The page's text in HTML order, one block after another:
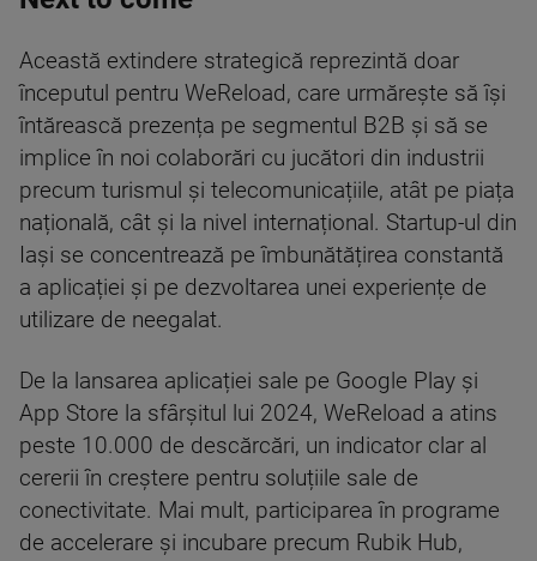
Această extindere strategică reprezintă doar
începutul pentru WeReload, care urmărește să își
întărească prezența pe segmentul B2B și să se
implice în noi colaborări cu jucători din industrii
precum turismul și telecomunicațiile, atât pe piața
națională, cât și la nivel internațional. Startup-ul din
Iași se concentrează pe îmbunătățirea constantă
a aplicației și pe dezvoltarea unei experiențe de
utilizare de neegalat.
De la lansarea aplicației sale pe Google Play și
App Store la sfârșitul lui 2024, WeReload a atins
peste 10.000 de descărcări, un indicator clar al
cererii în creștere pentru soluțiile sale de
conectivitate. Mai mult, participarea în programe
de accelerare și incubare precum Rubik Hub,